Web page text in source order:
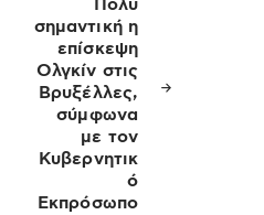
Πολύ
σημαντική η
επίσκεψη
Ολγκίν στις
Βρυξέλλες,
σύμφωνα
με τον
Κυβερνητικ
ό
Εκπρόσωπο